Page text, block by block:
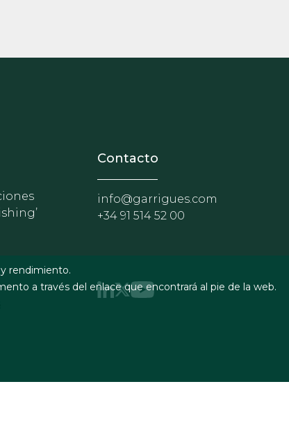
Extranet y herramientas
Contacto
info@garrigues.com
+34 91 514 52 00
rendimiento.
a través del enlace que encontrará al pie de la web.